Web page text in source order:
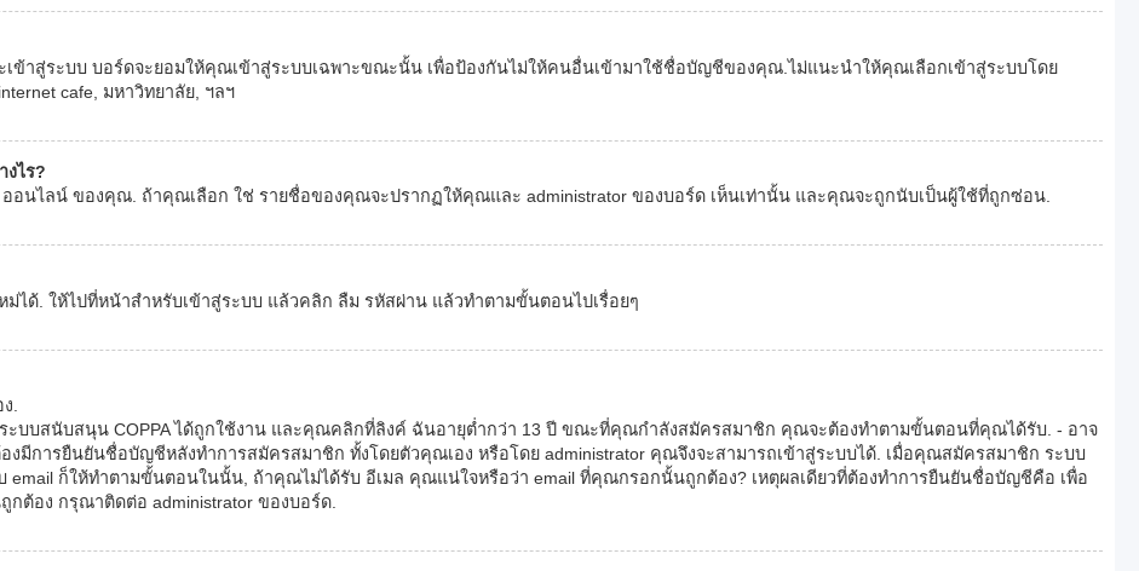
าสู่ระบบ บอร์ดจะยอมให้คุณเข้าสู่ระบบเฉพาะขณะนั้น เพื่อป้องกันไม่ให้คนอื่นเข้ามาใช้ชื่อบัญชีของคุณ.ไม่แนะนำให้คุณเลือกเข้าสู่ระบบโดย
cafe, มหาวิทยาลัย, ฯลฯ
งไร?
นไลน์ ของคุณ. ถ้าคุณเลือก ใช่ รายชื่อของคุณจะปรากฏให้คุณและ administrator ของบอร์ด เห็นเท่านั้น และคุณจะถูกนับเป็นผู้ใช้ที่ถูกซ่อน.
ด้. ให้ไปที่หน้าสำหรับเข้าสู่ระบบ แล้วคลิก ลืม รหัสผ่าน แล้วทำตามขั้นตอนไปเรื่อยๆ
.
ะบบสนับสนุน COPPA ได้ถูกใช้งาน และคุณคลิกที่ลิงค์ ฉันอายุต่ำกว่า 13 ปี ขณะที่คุณกำลังสมัครสมาชิก คุณจะต้องทำตามขั้นตอนที่คุณได้รับ. - อาจ
มีการยืนยันชื่อบัญชีหลังทำการสมัครสมาชิก ทั้งโดยตัวคุณเอง หรือโดย administrator คุณจึงจะสามารถเข้าสู่ระบบได้. เมื่อคุณสมัครสมาชิก ระบบ
ก็ให้ทำตามขั้นตอนในนั้น, ถ้าคุณไม่ได้รับ อีเมล คุณแน่ใจหรือว่า email ที่คุณกรอกนั้นถูกต้อง? เหตุผลเดียวที่ต้องทำการยืนยันชื่อบัญชีคือ เพื่อ
ต้อง กรุณาติดต่อ administrator ของบอร์ด.